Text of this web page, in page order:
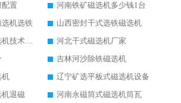
置
河南铁矿磁选机多少钱1台
选机选铁
山西密封干式选铁磁选机
内蒙古干式永磁磁选机技术要求
河北干式磁选机厂家
吉林河沙除铁磁选机
机
辽宁矿选平板式磁选机设备
机退磁
河南永磁筒式磁选机筒瓦